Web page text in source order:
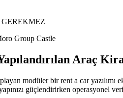
Group Castle
Araç
modüler bir rent a car
güçlendirirken operasyonel